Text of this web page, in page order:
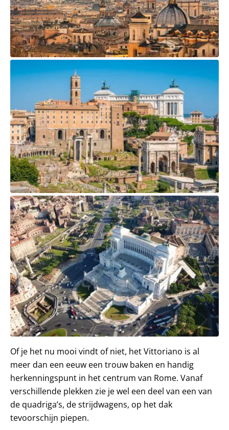
Of je het nu mooi vindt of niet, het Vittoriano is al
meer dan een eeuw een trouw baken en handig
herkenningspunt in het centrum van Rome. Vanaf
verschillende plekken zie je wel een deel van een van
de quadriga’s, de strijdwagens, op het dak
tevoorschijn piepen.